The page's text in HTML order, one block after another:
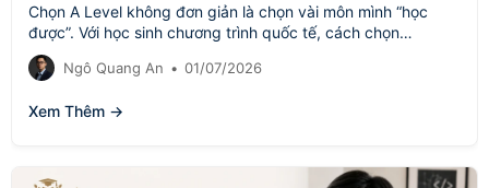
Chọn A Level không đơn giản là chọn vài môn mình “học
được”. Với học sinh chương trình quốc tế, cách chọn…
Ngô Quang An • 01/07/2026
Xem Thêm →